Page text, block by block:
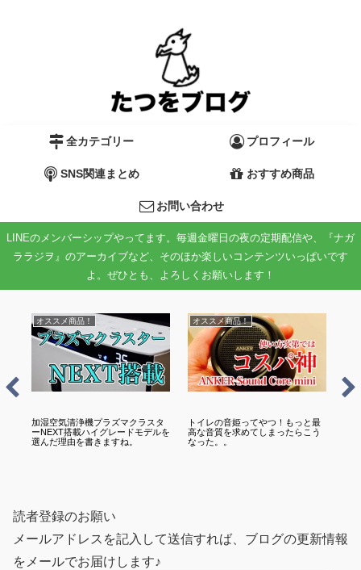
全カテゴリー プロフィール
SNS関連まとめ おすすめ商品
お問い合わせ
LINEのメンバーシップやってます。毎週金曜日の夜の定期配信や、『ナガ
ララジヲ』のアーカイブなど、そのほか楽しいコンテンツいっぱいです
よ。ぜひとも、よろしくお願いします！
オススメ商品！
加湿空気清浄機プラズマクラスタ
ーNEXT搭載ハイグレードモデルを
選んだ理由を書きますね。
オススメ商品！
トイレの音姫ってやつ！もっと最
高な音質を求めてしまったらこう
なった。。
読者登録のお願い
メールアドレスを記入して送信すれば、ブログの更新情報
をメールでお届けします♪